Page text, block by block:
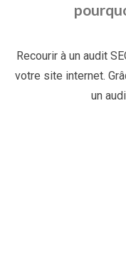
Recourir à un audit
votre site internet.
un